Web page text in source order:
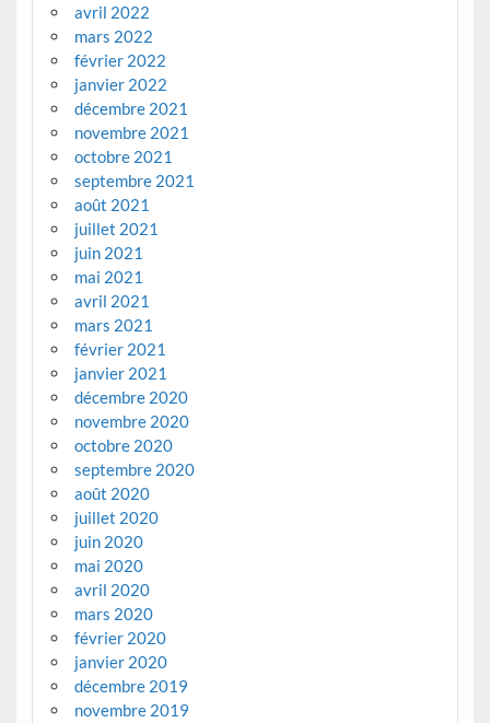
avril 2022
mars 2022
février 2022
janvier 2022
décembre 2021
novembre 2021
octobre 2021
septembre 2021
août 2021
juillet 2021
juin 2021
mai 2021
avril 2021
mars 2021
février 2021
janvier 2021
décembre 2020
novembre 2020
octobre 2020
septembre 2020
août 2020
juillet 2020
juin 2020
mai 2020
avril 2020
mars 2020
février 2020
janvier 2020
décembre 2019
novembre 2019